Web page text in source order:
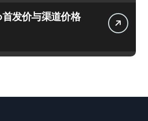
发价与渠道价格